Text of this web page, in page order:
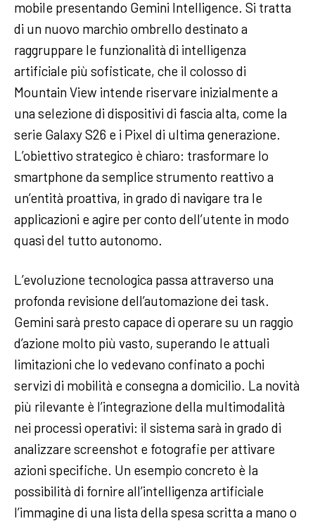
mobile presentando Gemini Intelligence. Si tratta
di un nuovo marchio ombrello destinato a
raggruppare le funzionalità di intelligenza
artificiale più sofisticate, che il colosso di
Mountain View intende riservare inizialmente a
una selezione di dispositivi di fascia alta, come la
serie Galaxy S26 e i Pixel di ultima generazione.
L’obiettivo strategico è chiaro: trasformare lo
smartphone da semplice strumento reattivo a
un’entità proattiva, in grado di navigare tra le
applicazioni e agire per conto dell’utente in modo
quasi del tutto autonomo.
L’evoluzione tecnologica passa attraverso una
profonda revisione dell’automazione dei task.
Gemini sarà presto capace di operare su un raggio
d’azione molto più vasto, superando le attuali
limitazioni che lo vedevano confinato a pochi
servizi di mobilità e consegna a domicilio. La novità
più rilevante è l’integrazione della multimodalità
nei processi operativi: il sistema sarà in grado di
analizzare screenshot e fotografie per attivare
azioni specifiche. Un esempio concreto è la
possibilità di fornire all’intelligenza artificiale
l’immagine di una lista della spesa scritta a mano o